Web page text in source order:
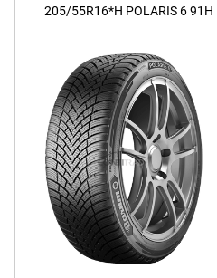
205/55R16*H POLARIS 6 91H